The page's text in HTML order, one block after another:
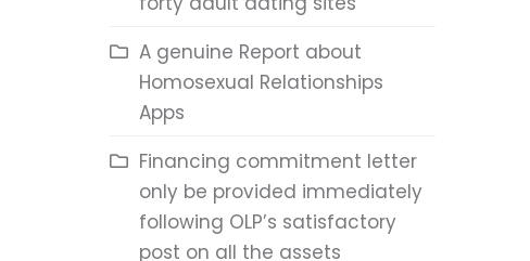
A genuine Report about
Homosexual Relationships
Apps
Financing commitment letter
only be provided immediately
following OLP’s satisfactory
post on all the assets